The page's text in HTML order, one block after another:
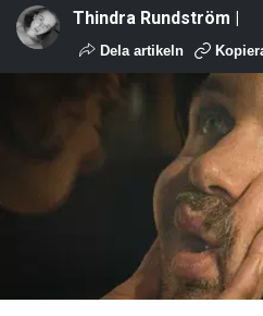
Thindra Rundström |
Dela artikeln